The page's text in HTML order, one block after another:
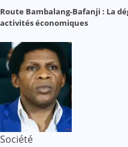
Route Bambalang-Bafanji : La
activités économiques
Société